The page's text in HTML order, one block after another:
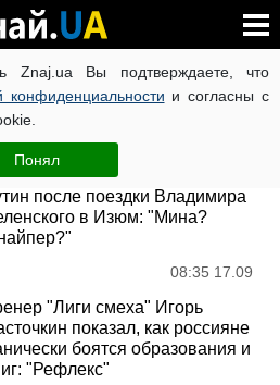
Znaj.ua Вы подтверждаете, что
конфиденциальности и согласны с
Понял
узнали, как умрет
после поездки Владимира
в Изюм: "Мина?
08:35 17.09
"Лиги смеха" Игорь
показал, как россияне
боятся образования и
"Рефлекс"